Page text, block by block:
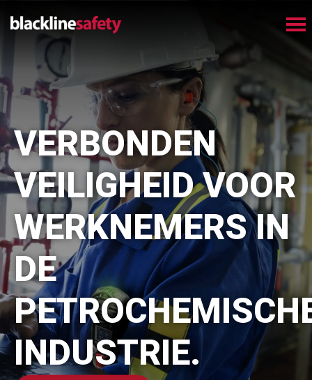
VERBONDEN
VEILIGHEID VOOR
WERKNEMERS IN
DE
INDUSTRIE.